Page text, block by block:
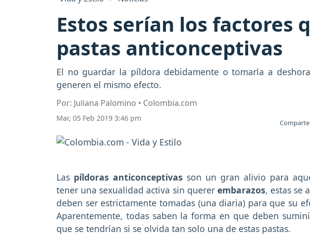
Estos serían los factores
pastas anticonceptivas
El no guardar la píldora debidamente o tomarla a
generen el mismo efecto.
Por: Juliana Palomino • Colombia.com
Mar, 05 Feb 2019 3:46 pm
Las píldoras anticonceptivas son un gran alivio para
tener una sexualidad activa sin querer embarazos, estas se
deben ser estrictamente tomadas (una diaria) para que su
Aparentemente, todas saben la forma en que deben
que se tendrían si se olvida tan solo una de estas pastas.